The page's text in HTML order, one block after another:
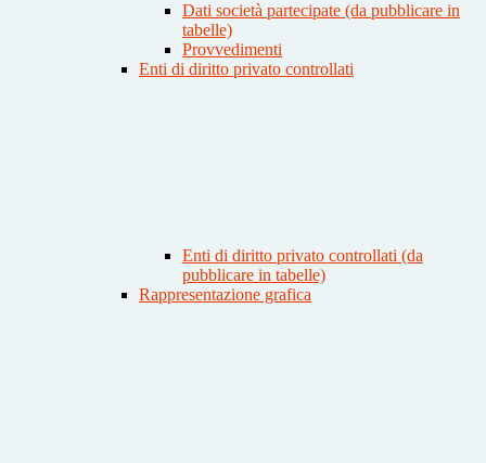
Dati società partecipate (da pubblicare in
tabelle)
Provvedimenti
Enti di diritto privato controllati
Enti di diritto privato controllati (da
pubblicare in tabelle)
Rappresentazione grafica